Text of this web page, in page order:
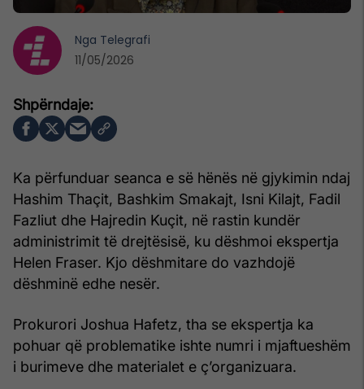
Ka përfunduar seanca e së hënës në gjykimin ndaj
Hashim Thaçit, Bashkim Smakajt, Isni Kilajt, Fadil
Fazliut dhe Hajredin Kuçit, në rastin kundër
administrimit të drejtësisë, ku dëshmoi ekspertja
Helen Fraser. Kjo dëshmitare do vazhdojë
dëshminë edhe nesër.
Prokurori Joshua Hafetz, tha se ekspertja ka
pohuar që problematike ishte numri i mjaftueshëm
i burimeve dhe materialet e ç’organizuara.
Nga Telegrafi
11/05/2026